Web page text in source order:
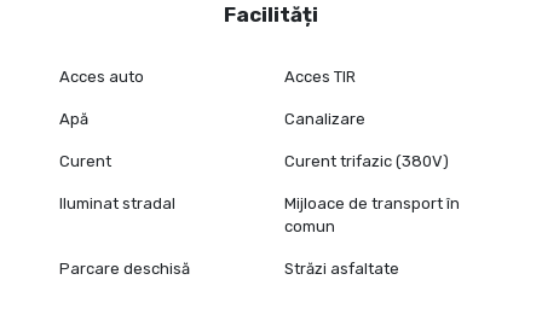
Facilități
Acces auto Acces TIR
Apă Canalizare
Curent Curent trifazic (380V)
Iluminat stradal
Mijloace de transport în
comun
Parcare deschisă Străzi asfaltate